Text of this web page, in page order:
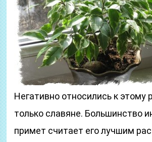
Негативно относились к этому
только славяне. Большинство
примет считает его лучшим